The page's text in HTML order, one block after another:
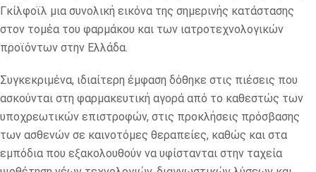
Γκίλφοϊλ μια συνολική εικόνα της σημερινής κατάστασης
στον τομέα του φαρμάκου και των ιατροτεχνολογικών
προϊόντων στην Ελλάδα.
Συγκεκριμένα, ιδιαίτερη έμφαση δόθηκε στις πιέσεις που
ασκούνται στη φαρμακευτική αγορά από το καθεστώς των
υποχρεωτικών επιστροφών, στις προκλήσεις πρόσβασης
των ασθενών σε καινοτόμες θεραπείες, καθώς και στα
εμπόδια που εξακολουθούν να υφίστανται στην ταχεία